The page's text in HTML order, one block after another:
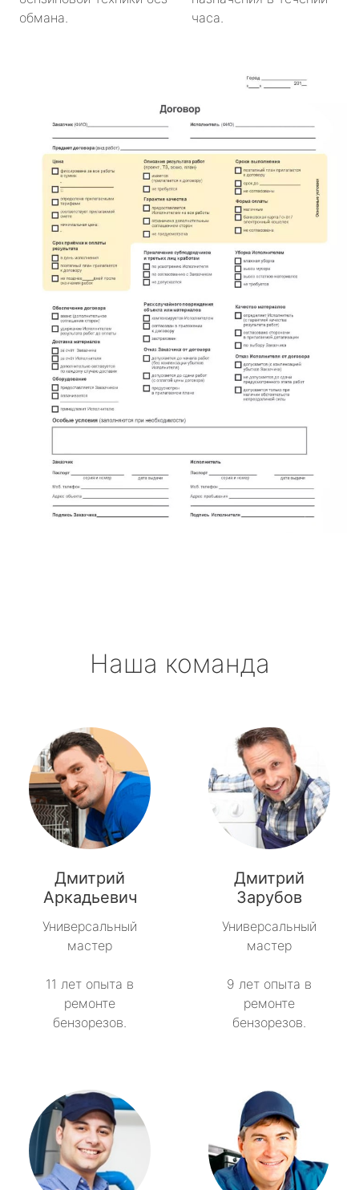
обмана.
часа.
Наша команда
Дмитрий
Аркадьевич
Универсальный
мастер
11 лет опыта в
ремонте
бензорезов.
Дмитрий
Зарубов
Универсальный
мастер
9 лет опыта в
ремонте
бензорезов.